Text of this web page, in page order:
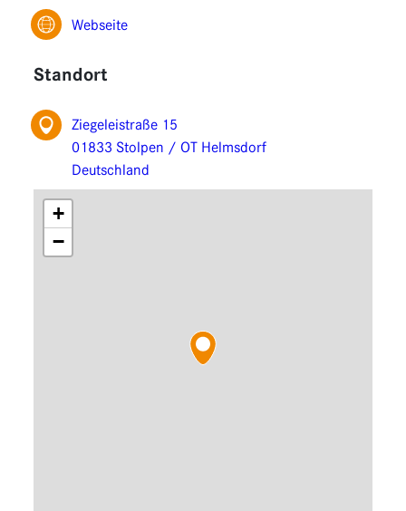
Webseite
Standort
Ziegeleistraße 15
01833 Stolpen / OT Helmsdorf
Deutschland
+
−